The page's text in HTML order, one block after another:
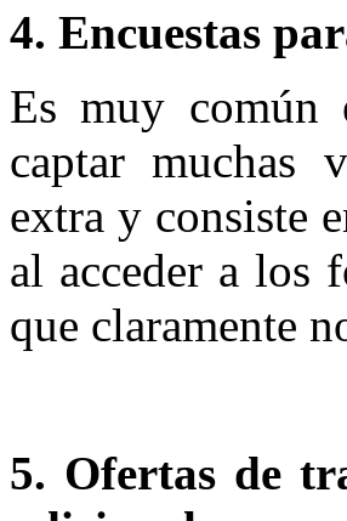
4. Encuestas
Es muy común
captar muchas
extra y consiste
al acceder a los
que claramente
5. Ofertas de